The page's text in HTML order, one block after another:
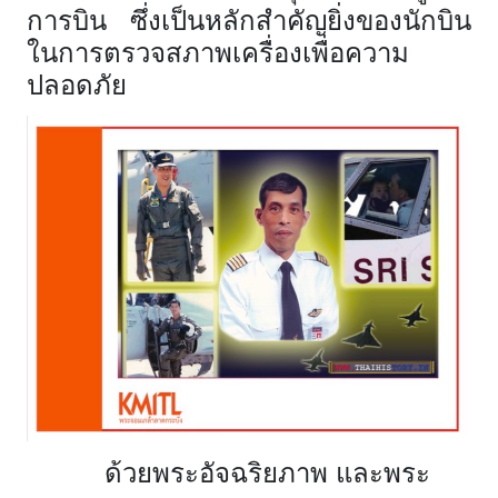
การบิน ซึ่งเป็นหลักสำคัญยิ่งของนักบิน
ในการตรวจสภาพเครื่องเพื่อความ
ปลอดภัย
ด้วยพระอัจฉริยภาพ และพระ